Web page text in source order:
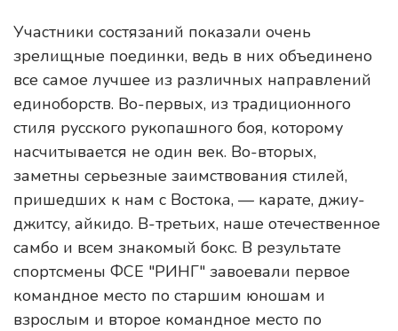
Участники состязаний показали очень
зрелищные поединки, ведь в них объединено
все самое лучшее из различных направлений
единоборств. Во-первых, из традиционного
стиля русского рукопашного боя, которому
насчитывается не один век. Во-вторых,
заметны серьезные заимствования стилей,
пришедших к нам с Востока, — карате, джиу-
джитсу, айкидо. В-третьих, наше отечественное
самбо и всем знакомый бокс. В результате
спортсмены ФСЕ "РИНГ" завоевали первое
командное место по старшим юношам и
взрослым и второе командное место по